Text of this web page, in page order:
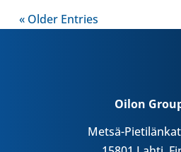
« Older Entries
Oilon
Metsä-